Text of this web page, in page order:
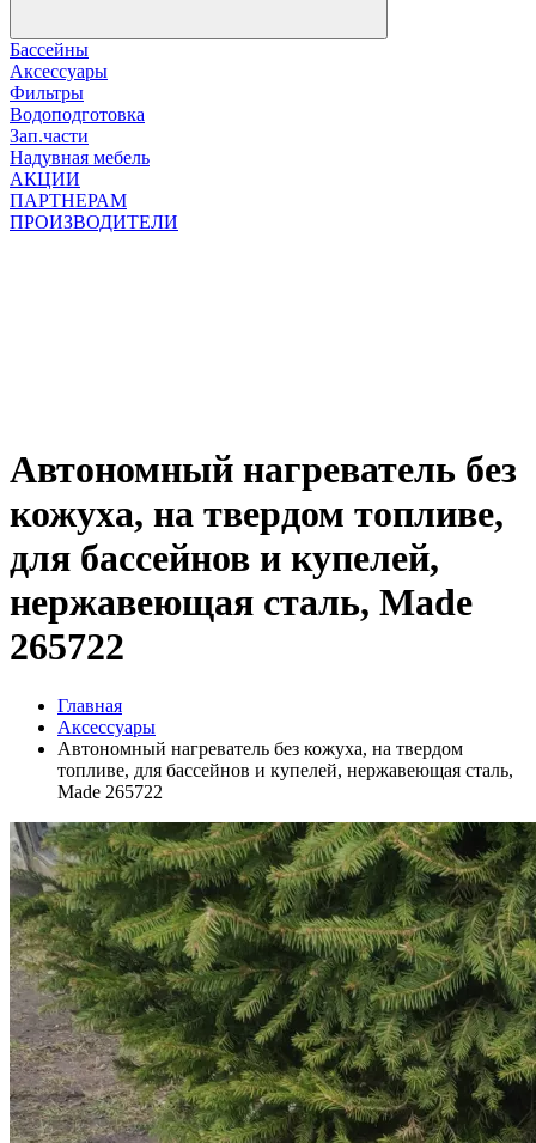
Бассейны
Аксессуары
Фильтры
Водоподготовка
Зап.части
Надувная мебель
АКЦИИ
ПАРТНЕРАМ
ПРОИЗВОДИТЕЛИ
Автономный нагреватель без
кожуха, на твердом топливе,
для бассейнов и купелей,
нержавеющая сталь, Made
265722
Главная
Аксессуары
Автономный нагреватель без кожуха, на твердом
топливе, для бассейнов и купелей, нержавеющая сталь,
Made 265722